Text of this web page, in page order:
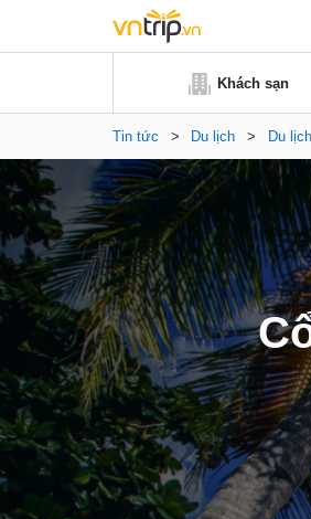
Khách sạn
Tin tức > Du lịch > Du